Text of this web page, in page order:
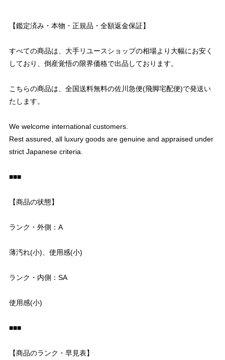
【鑑定済み・本物・正規品・全額返金保証】
すべての商品は、大手リユースショップの相場より大幅にお安く
しており、倒産覚悟の限界価格で出品しております。
こちらの商品は、全国送料無料の佐川急便(飛脚宅配便)で発送い
たします。
We welcome international customers.
Rest assured, all luxury goods are genuine and appraised under
strict Japanese criteria.
■■■
【商品の状態】
ランク・外側：A
薄汚れ(小)、使用感(小)
ランク・内側：SA
使用感(小)
■■■
【商品のランク・早見表】